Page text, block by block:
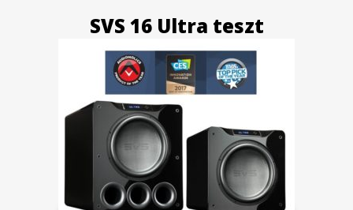
SVS 16 Ultra teszt